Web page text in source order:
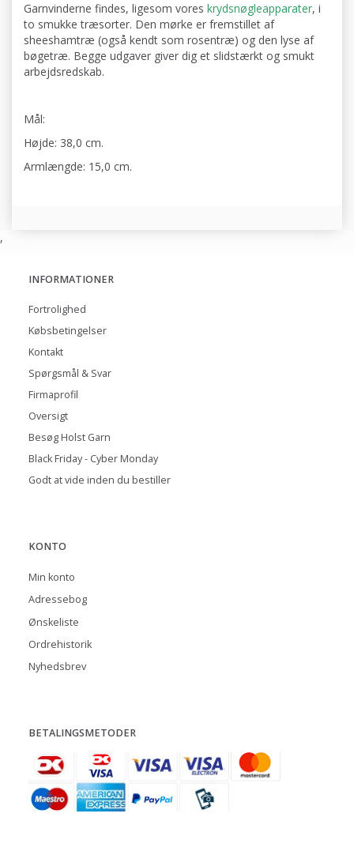
Garnvinderne findes, ligesom vores krydsnøgleapparater, i
to smukke træsorter. Den mørke er fremstillet af
sheeshamtræ (også kendt som rosentræ) og den lyse af
bøgetræ. Begge udgaver giver dig et slidstærkt og smukt
arbejdsredskab.
Mål:
Højde: 38,0 cm.
Armlængde: 15,0 cm.
,
INFORMATIONER
Fortrolighed
Købsbetingelser
Kontakt
Spørgsmål & Svar
Firmaprofil
Oversigt
Besøg Holst Garn
Black Friday - Cyber Monday
Godt at vide inden du bestiller
KONTO
Min konto
Adressebog
Ønskeliste
Ordrehistorik
Nyhedsbrev
BETALINGSMETODER